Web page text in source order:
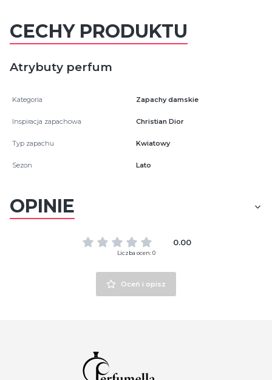
CECHY PRODUKTU
Atrybuty perfum
Kategoria Zapachy damskie
Inspiracja zapachowa Christian Dior
Typ zapachu Kwiatowy
Sezon Lato
OPINIE
0.00
Liczba ocen: 0
Oceń i opisz